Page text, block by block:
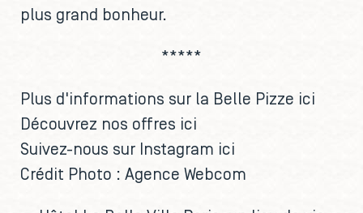
plus grand bonheur.
*****
Plus d'informations sur la Belle Pizze ici
Découvrez nos offres ici
Suivez-nous sur Instagram ici
Crédit Photo : Agence Webcom